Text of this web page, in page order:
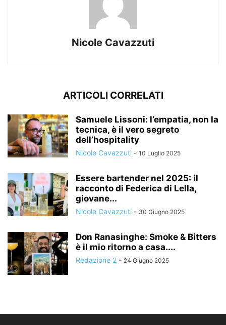
Nicole Cavazzuti
ARTICOLI CORRELATI
Samuele Lissoni: l’empatia, non la
tecnica, è il vero segreto
dell’hospitality
Nicole Cavazzuti - 10 Luglio 2025
Essere bartender nel 2025: il
racconto di Federica di Lella,
giovane...
Nicole Cavazzuti - 30 Giugno 2025
Don Ranasinghe: Smoke & Bitters
è il mio ritorno a casa....
Redazione 2 - 24 Giugno 2025